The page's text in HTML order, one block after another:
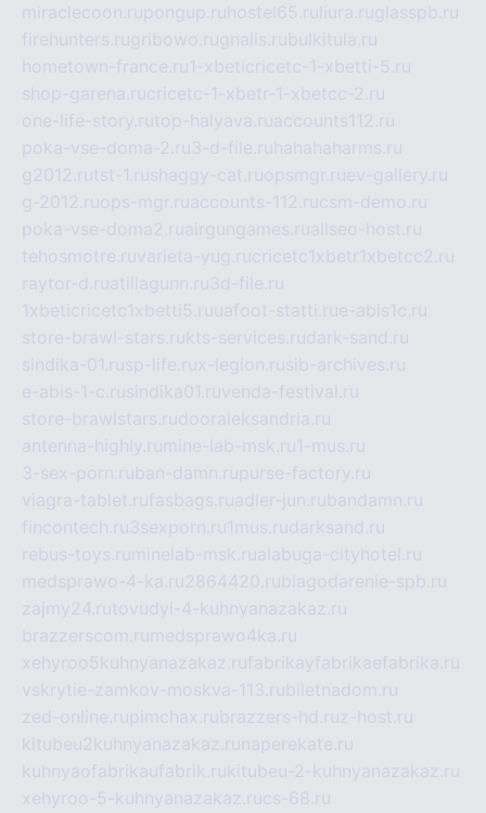
miraclecoon.rupongup.ru hostel65.ru liura.ruglasspb.ru
firehunters.rugribowo.rugnalis.rubulkitula.ru
hometown-france.ru1-xbeticricetc-1-xbetti-5.ru
shop-garena.rucricetc-1-xbetr-1-xbetcc-2.ru
one-life-story.rutop-halyava.ruaccounts112.ru
poka-vse-doma-2.ru3-d-file.ru hahahaharms.ru
g2012.rutst-1.rushaggy-cat.ruopsmgr.ruev-gallery.ru
g-2012.ruops-mgr.ruaccounts-112.rucsm-demo.ru
poka-vse-doma2.ruairgungames.ruallseo-host.ru
tehosmotre.ruvarieta-yug.rucricetc1xbetr1xbetcc2.ru
raytor-d.ruatillagunn.ru3d-file.ru
1xbeticricetc1xbetti5.ruuafoot-statti.rue-abis1c.ru
store-brawl-stars.rukts-services.rudark-sand.ru
sindika-01.rusp-life.rux-legion.rusib-archives.ru
e-abis-1-c.rusindika01.ruvenda-festival.ru
store-brawlstars.rudooraleksandria.ru
antenna-highly.ru mine-lab-msk.ru1-mus.ru
3-sex-porn.ruban-damn.rupurse-factory.ru
viagra-tablet.rufasbags.ruadler-jun.rubandamn.ru
fincontech.ru3sexporn.ru1mus.rudarksand.ru
rebus-toys.ru minelab-msk.rualabuga-cityhotel.ru
medsprawo-4-ka.ru2864420.rublagodarenie-spb.ru
zajmy24.rutovudyi-4-kuhnyanazakaz.ru
brazzerscom.ru medsprawo4ka.ru
xehyroo5kuhnyanazakaz.rufabrikayfabrikaefabrika.ru
vskrytie-zamkov-moskva-113.rubiletnadom.ru
zed-online.rupimchax.rubrazzers-hd.ruz-host.ru
kitubeu2kuhnyanazakaz.ru naperekate.ru
kuhnyaofabrikaufabrik.rukitubeu-2-kuhnyanazakaz.ru
xehyroo-5-kuhnyanazakaz.rucs-68.ru